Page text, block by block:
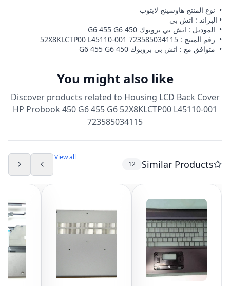
• نوع المنتج هاوسينج لابتوب
• البراند : اتش بي
• الموديل : اتش بي بروبوك 450 G6 455 G6
• رقم المنتج : 52X8KLCTP00 L45110-001 723585034115
• متوافق مع : اتش بي بروبوك 450 G6 455 G6
You might also like
Discover products related to Housing LCD Back Cover
HP Probook 450 G6 455 G6 52X8KLCTP00 L45110-001
723585034115
Similar Products
12
View all